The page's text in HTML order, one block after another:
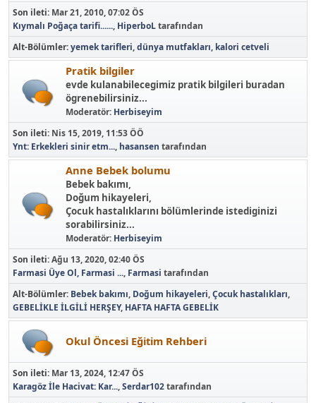
Son ileti: Mar 21, 2010, 07:02 ÖS
Kıymalı Poğaça tarifi......, HiperboLtarafından
Alt-Bölümler yemek tarifleri dünya mutfakları kalori cetveli
Pratik bilgiler
evde kulanabilecegimiz pratik bilgileri buradan
ögrenebilirsiniz...
Moderatör: Herbiseyim
Son ileti: Nis 15, 2019, 11:53 ÖÖ
Ynt: Erkekleri sinir etm..., hasansen tarafından
Anne Bebek bolumu
Bebek bakımı,
Doğum hikayeleri,
Çocuk hastalıklarını bölümlerinde istediginizi
sorabilirsiniz...
Moderatör: Herbiseyim
Son ileti:Ağu 13, 2020, 02:40 ÖS
Farmasi Üye Ol, Farmasi ..., Farmasi tarafından
Alt-Bölümler Bebek bakımı Doğum hikayeleri Çocuk hastalıkları
GEBELİKLE İLGİLİ HERŞEY HAFTA HAFTA GEBELİK
Okul Öncesi Eğitim Rehberi
Son ileti: Mar 13, 2024, 12:47 ÖS
Karagöz İle Hacivat: Kar...,Serdar102tarafından